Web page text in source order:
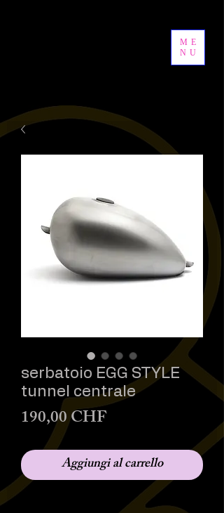
ME
NU
serbatoio EGG STYLE
tunnel centrale
190,00 CHFPrezzo
Aggiungi al carrello